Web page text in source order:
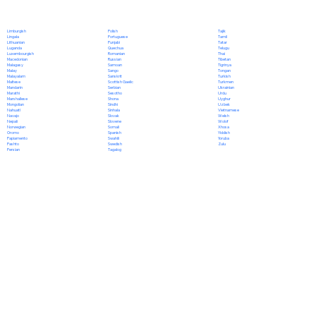
Limburgish
Lingala
Lithuanian
Luganda
Luxembourgish
Macedonian
Malagasy
Malay
Malayalam
Maltese
Mandarin
Marathi
Marshallese
Mongolian
Nahuatl
Navajo
Nepali
Norwegian
Oromo
Papiamento
Pashto
Persian
Polish
Portuguese
Punjabi
Quechua
Romanian
Russian
Samoan
Sango
Sanskrit
Scottish Gaelic
Serbian
Sesotho
Shona
Sindhi
Sinhala
Slovak
Slovene
Somali
Spanish
Swahili
Swedish
Tagalog
Tajik
Tamil
Tatar
Telugu
Thai
Tibetan
Tigrinya
Tongan
Turkish
Turkmen
Ukrainian
Urdu
Uyghur
Uzbek
Vietnamese
Welsh
Wolof
Xhosa
Yiddish
Yoruba
Zulu